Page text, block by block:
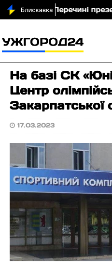
У Перечині
На базі СК
Центр
Закарпатської
17.03.2023